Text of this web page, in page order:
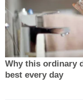
Why this ordinary
best every day